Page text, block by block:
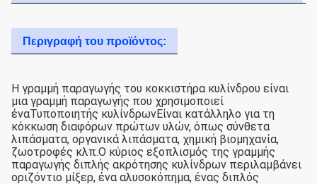
Περιγραφή του προϊόντος:
Η γραμμή παραγωγής του κοκκιστήρα κυλίνδρου είναι
μια γραμμή παραγωγής που χρησιμοποιεί
έναΤυποποιητής κυλίνδρωνΕίναι κατάλληλο για τη
κόκκωση διαφόρων πρώτων υλών, όπως σύνθετα
λιπάσματα, οργανικά λιπάσματα, χημική βιομηχανία,
ζωοτροφές κλπ.Ο κύριος εξοπλισμός της γραμμής
παραγωγής διπλής ακρότησης κυλίνδρων περιλαμβάνει
οριζόντιο μίξερ, ένα αλυσοκόπημα, ένας διπλός